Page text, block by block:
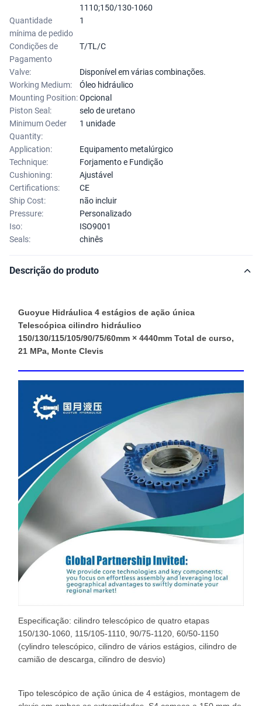
1110;150/130-1060
Quantidade
mínima de pedido
1
Condições de
Pagamento
T/TL/C
Valve:
Disponível em várias combinações.
Working Medium:
Óleo hidráulico
Mounting Position:Opcional
Piston Seal:
selo de uretano
Minimum Oeder
Quantity:
1 unidade
Application:
Equipamento metalúrgico
Technique:
Forjamento e Fundição
Cushioning:
Ajustável
Certifications:
CE
Ship Cost:
não incluir
Pressure:
Personalizado
Iso:
ISO9001
Seals:
chinês
Descrição do produto
Guoyue Hidráulica 4 estágios de ação única
Telescópica cilindro hidráulico
150/130/115/105/90/75/60mm × 4440mm Total de curso,
21 MPa, Monte Clevis
Especificação: cilindro telescópico de quatro etapas
150/130-1060, 115/105-1110, 90/75-1120, 60/50-1150
(cylindro telescópico, cilindro de vários estágios, cilindro de
camião de descarga, cilindro de desvio)
Tipo telescópico de ação única de 4 estágios, montagem de